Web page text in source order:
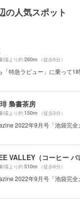
の人気スポット
場より約260m （徒歩5分）
「特急ラビュー」に乗って1
梟書茶房
場より約150m （徒歩3分）
2022年9月号「池袋完
VALLEY（コーヒー バ
場より約510m （徒歩9分）
2022年9月号「池袋完